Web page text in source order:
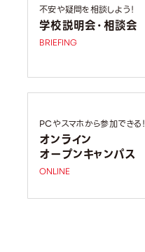
不安や疑問を相談しよう！
学校説明会・相談会
BRIEFING
PCやスマホから参加できる！
オンライン
オープンキャンパス
ONLINE